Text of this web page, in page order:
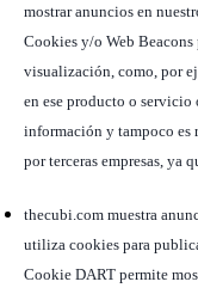
mostrar anuncios en
Cookies y/o Web
visualización, como, por
en ese producto o servicio
información y tampoco es
por terceras empresas, ya
thecubi.com muestra
utiliza cookies para
Cookie DART permite